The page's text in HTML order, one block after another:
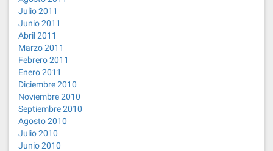
Julio 2011
Junio 2011
Abril 2011
Marzo 2011
Febrero 2011
Enero 2011
Diciembre 2010
Noviembre 2010
Septiembre 2010
Agosto 2010
Julio 2010
Junio 2010